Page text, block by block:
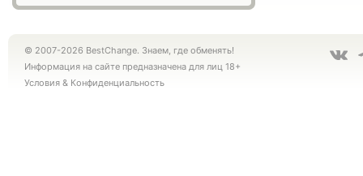
© 2007-2026 BestChange. Знаем, где обменять!
Информация на сайте предназначена для лиц 18+
Условия & Конфиденциальность